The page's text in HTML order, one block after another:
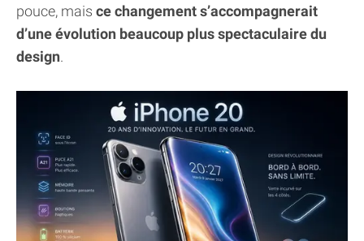
pouce, mais ce changement s’accompagnerait
d’une évolution beaucoup plus spectaculaire du
design.